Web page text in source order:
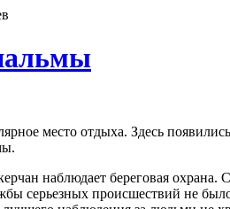
место отдыха. Здесь
наблюдает береговая
серьезных происшествий не